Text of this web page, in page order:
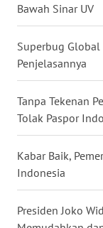
Bawah Sinar UV
Superbug Global
Penjelasannya
Tanpa Tekenan
Tolak Paspor
Kabar Baik,
Indonesia
Presiden Joko
WN
NTB
WN
WN
BABEL
WN